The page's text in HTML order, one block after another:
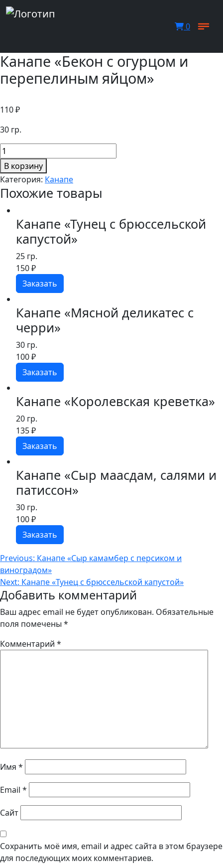
0
Канапе «Бекон с огурцом и
перепелиным яйцом»
110₽
30 гр.
Количество
товара
Канапе
"Бекон
с
огурцом
яйцом"
В корзину
Категория: Канапе
Похожие товары
Канапе «Тунец с брюссельской
капустой»
25 гр.
150₽
Заказать
Канапе «Мясной деликатес с
черри»
30 гр.
100₽
Заказать
Канапе «Королевская креветка»
20 гр.
135₽
Заказать
Канапе «Сыр маасдам, салями и
патиссон»
30 гр.
100₽
Заказать
Навигация
по
записям
Previous: Канапе «Сыр камамбер с персиком и
виноградом»
Next: Канапе «Тунец с брюссельской капустой»
Добавить комментарий
Ваш адрес email не будет опубликован. Обязательные
поля помечены *
Комментарий *
Имя *
Email *
Сайт
Сохранить моё имя, email и адрес сайта в этом браузере
для последующих моих комментариев.